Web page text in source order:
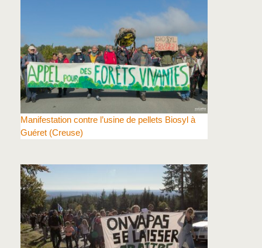
Manifestation contre l’usine de pellets Biosyl à
Guéret (Creuse)